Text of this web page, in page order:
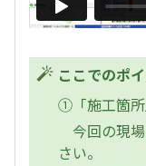
ここでのポ
①「施工箇
今回の現
さい。